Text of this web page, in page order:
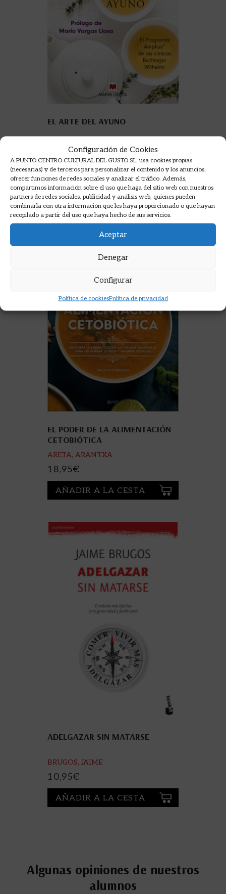
Configuración de Cookies
A PUNTO CENTRO CULTURAL DEL GUSTO SL, usa cookies propias
(necesarias) y de terceros para personalizar el contenido y los anuncios,
ofrecer funciones de redes sociales y analizar el tráfico. Además,
compartimos información sobre el uso que haga del sitio web con nuestros
partners de redes sociales, publicidad y análisis web, quienes pueden
combinarla con otra información que les haya proporcionado o que hayan
recopilado a partir del uso que haya hecho de sus servicios.
Aceptar
Denegar
Configurar
Política de cookiesPolítica de privacidad
EL ARTE DEL AYUNO
WILHELMI DE TOLEDO, FRANÇOISE
22,00€
AÑADIR A LA CESTA
EL PODER DE LA ALIMENTACIÓN
CETOBIÓTICA
ARETA, ARANTXA
18,95€
AÑADIR A LA CESTA
ADELGAZAR SIN MATARSE
BRUGOS, JAIME
10,95€
AÑADIR A LA CESTA
Algunas opiniones de nuestros
alumnos